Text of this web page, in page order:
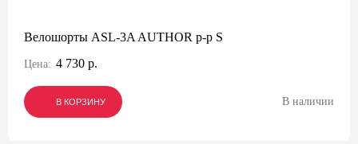
Велошорты ASL-3A AUTHOR р-р S
Цена: 4 730 р.
В КОРЗИНУ
В КОРЗИНУ
В КОРЗИНУ В наличии